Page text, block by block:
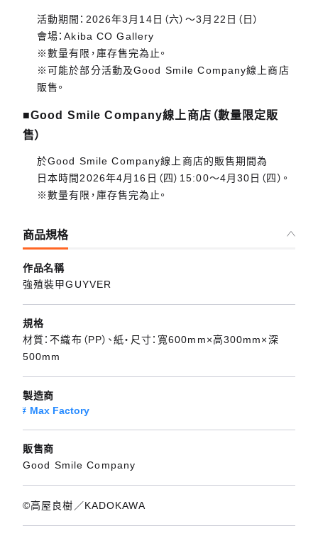
活動期間：2026年3月14日（六）～3月22日（日）
會場：Akiba CO Gallery
※數量有限，庫存售完為止。
※可能於部分活動及Good Smile Company線上商店
販售。
■Good Smile Company線上商店（數量限定販
售）
於Good Smile Company線上商店的販售期間為
日本時間2026年4月16日（四）15:00～4月30日（四）。
※數量有限，庫存售完為止。
商品規格
作品名稱
強殖裝甲GUYVER
規格
材質：不織布（PP）、紙・尺寸：寬600mm×高300mm×深
500mm
製造商
Max Factory
販售商
Good Smile Company
©高屋良樹／KADOKAWA